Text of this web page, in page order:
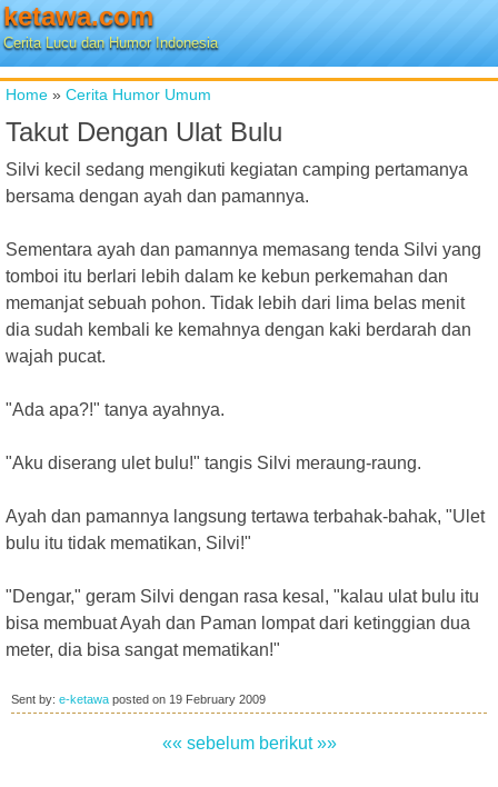
ketawa.com
Cerita Lucu dan Humor Indonesia
Home » Cerita Humor Umum
Takut Dengan Ulat Bulu
Silvi kecil sedang mengikuti kegiatan camping pertamanya
bersama dengan ayah dan pamannya.
Sementara ayah dan pamannya memasang tenda Silvi yang
tomboi itu berlari lebih dalam ke kebun perkemahan dan
memanjat sebuah pohon. Tidak lebih dari lima belas menit
dia sudah kembali ke kemahnya dengan kaki berdarah dan
wajah pucat.
"Ada apa?!" tanya ayahnya.
"Aku diserang ulet bulu!" tangis Silvi meraung-raung.
Ayah dan pamannya langsung tertawa terbahak-bahak, "Ulet
bulu itu tidak mematikan, Silvi!"
"Dengar," geram Silvi dengan rasa kesal, "kalau ulat bulu itu
bisa membuat Ayah dan Paman lompat dari ketinggian dua
meter, dia bisa sangat mematikan!"
Sent by: e-ketawa posted on 19 February 2009
«« sebelum berikut »»